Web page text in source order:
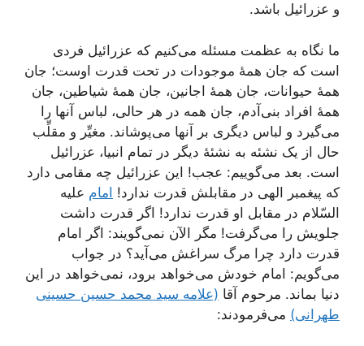
و عزرائیل باشد.
ما نگاه به عظمت مسئله می‌کنیم که عزرائیل فردی
است که جان همۀ موجودات در تحت قدرت اوست؛ جان
همۀ حیوانات، جان همۀ اجانین، جان همۀ شیاطین، جان
همۀ افراد بنی‌آدم، جان همه در هر حالی، لباس آنها را
می‌گیرد و لباس دیگری بر آنها می‌پوشاند. مغیِّر و مقلِّب
حال از یک نشئه به نشئۀ دیگر در تمام انبیا، عزرائیل
است. بعد می‌گوییم: عجب! این عزرائیل چه مقامی دارد
که پیغمبر الهی در مقابلش قدرت ندارد! امام علیه
السّلام در مقابل او قدرت ندارد! اگر قدرت داشت
جلویش را می‌گرفت! مگر الآن نمی‌گویند: اگر امام
قدرت دارد چرا مرگ سراغش می‌آید؟ در جواب
می‌گویم: امام خودش می‌خواهد برود، نمی‌‌خواهد در این
دنیا بماند. مرحوم آقا (علامه سید محمد حسین حسینی
طهرانی) می‌فرمودند: